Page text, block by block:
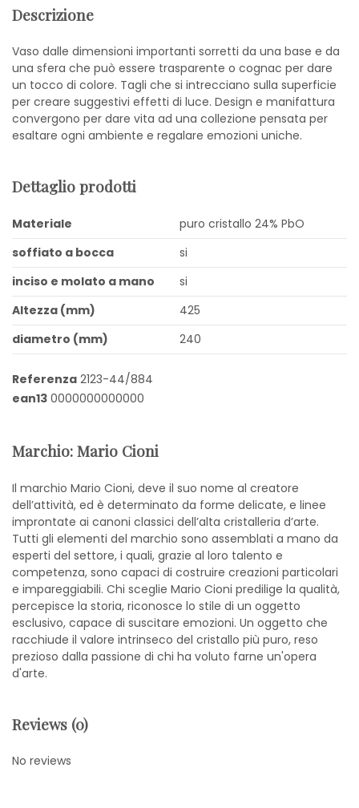
Descrizione
Vaso dalle dimensioni importanti sorretti da una base e da
una sfera che può essere trasparente o cognac per dare
un tocco di colore. Tagli che si intrecciano sulla superficie
per creare suggestivi effetti di luce. Design e manifattura
convergono per dare vita ad una collezione pensata per
esaltare ogni ambiente e regalare emozioni uniche.
Dettaglio prodotti
Materiale
puro cristallo 24% PbO
soffiato a bocca
si
inciso e molato a mano
si
Altezza (mm)
425
diametro (mm)
240
Referenza 2123-44/884
ean13 0000000000000
Marchio: Mario Cioni
Il marchio Mario Cioni, deve il suo nome al creatore
dell’attività, ed è determinato da forme delicate, e linee
improntate ai canoni classici dell’alta cristalleria d’arte.
Tutti gli elementi del marchio sono assemblati a mano da
esperti del settore, i quali, grazie al loro talento e
competenza, sono capaci di costruire creazioni particolari
e impareggiabili. Chi sceglie Mario Cioni predilige la qualità,
percepisce la storia, riconosce lo stile di un oggetto
esclusivo, capace di suscitare emozioni. Un oggetto che
racchiude il valore intrinseco del cristallo più puro, reso
prezioso dalla passione di chi ha voluto farne un'opera
d'arte.
Reviews (0)
No reviews